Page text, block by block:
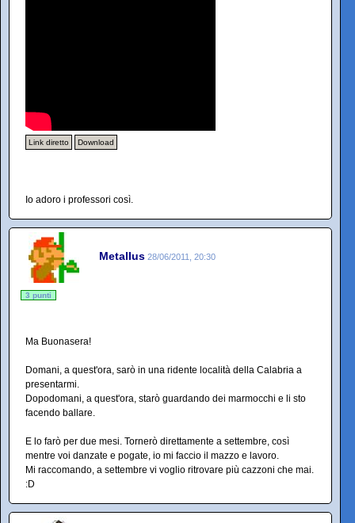
Link diretto Download
Io adoro i professori così.
Metallus 28/06/2011, 20:30
3 punti
Ma Buonasera!
Domani, a quest'ora, sarò in una ridente località della Calabria a
presentarmi.
Dopodomani, a quest'ora, starò guardando dei marmocchi e li sto
facendo ballare.
E lo farò per due mesi. Tornerò direttamente a settembre, così
mentre voi danzate e pogate, io mi faccio il mazzo e lavoro.
Mi raccomando, a settembre vi voglio ritrovare più cazzoni che mai.
:D